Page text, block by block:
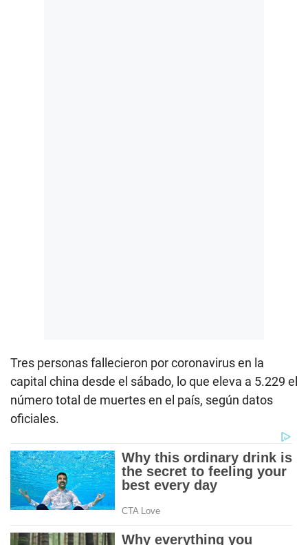
Tres personas fallecieron por coronavirus en la
capital china desde el sábado, lo que eleva a 5.229 el
número total de muertes en el país, según datos
oficiales.